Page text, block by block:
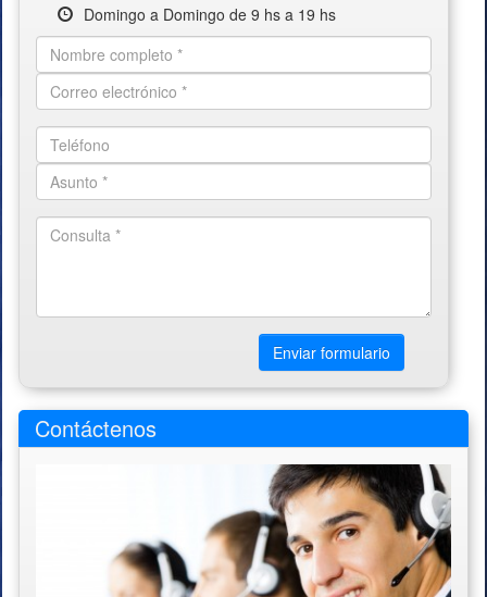
Domingo a Domingo de 9 hs a 19 hs
Enviar formulario
Contáctenos